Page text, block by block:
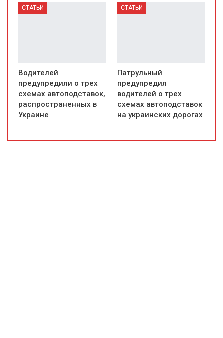
СТАТЬИ
Водителей
предупредили о трех
схемах автоподставок,
распространенных в
Украине
СТАТЬИ
Патрульный
предупредил
водителей о трех
схемах автоподставок
на украинских дорогах